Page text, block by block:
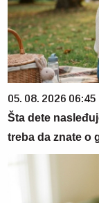
05. 08. 2026 06:45
Šta dete
treba da znate o